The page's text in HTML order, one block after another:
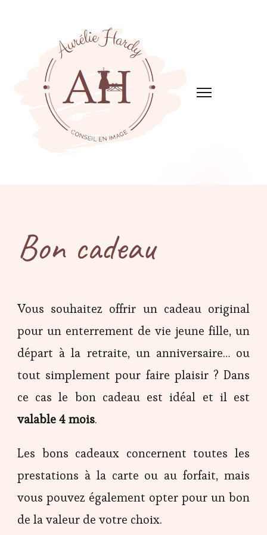
Bon cadeau
Vous souhaitez offrir un cadeau original
pour un enterrement de vie jeune fille, un
départ à la retraite, un anniversaire… ou
tout simplement pour faire plaisir ? Dans
ce cas le bon cadeau est idéal et il est
valable 4 mois.
Les bons cadeaux concernent toutes les
prestations à la carte ou au forfait, mais
vous pouvez également opter pour un bon
de la valeur de votre choix.